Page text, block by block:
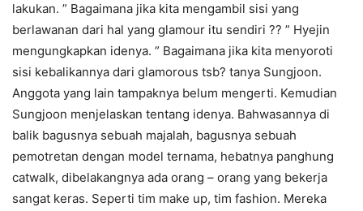
lakukan. ” Bagaimana jika kita mengambil sisi yang
berlawanan dari hal yang glamour itu sendiri ?? ” Hyejin
mengungkapkan idenya. ” Bagaimana jika kita menyoroti
sisi kebalikannya dari glamorous tsb? tanya Sungjoon.
Anggota yang lain tampaknya belum mengerti. Kemudian
Sungjoon menjelaskan tentang idenya. Bahwasannya di
balik bagusnya sebuah majalah, bagusnya sebuah
pemotretan dengan model ternama, hebatnya panghung
catwalk, dibelakangnya ada orang – orang yang bekerja
sangat keras. Seperti tim make up, tim fashion. Mereka